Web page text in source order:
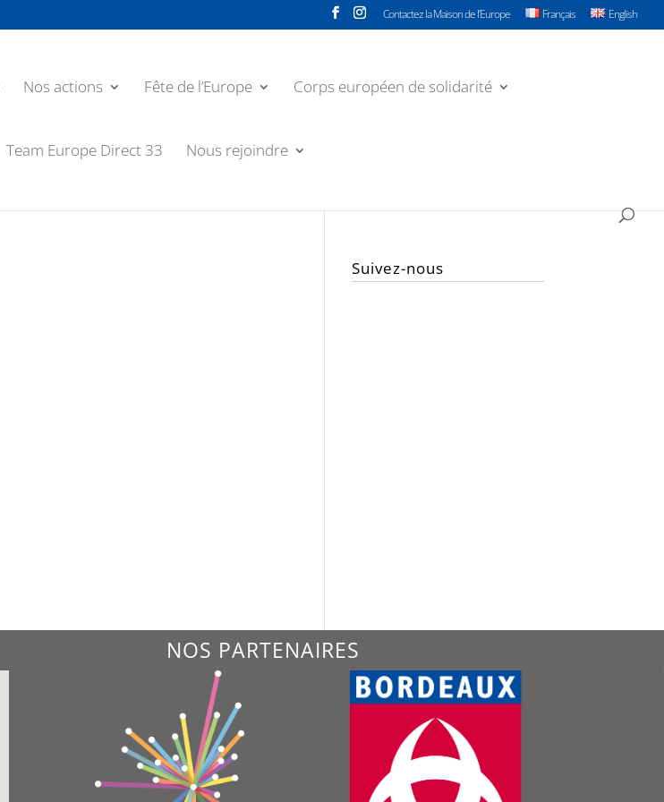
Contactez la Maison de l’Europe Français English
Nos actions Fête de l’Europe Corps européen de solidarité
Team Europe Direct 33 Nous rejoindre
Suivez-nous
NOS PARTENAIRES